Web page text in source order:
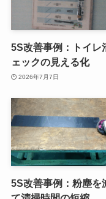
5S改善事例：トイレ
ェックの見える化
2026年7月7日
5S改善事例：粉塵を